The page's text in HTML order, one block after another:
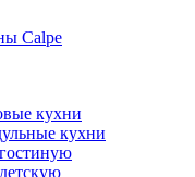
кухни
кухни